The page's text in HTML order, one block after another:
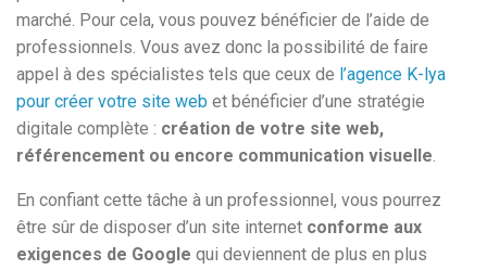
marché. Pour cela, vous pouvez bénéficier de l’aide de
professionnels. Vous avez donc la possibilité de faire
appel à des spécialistes tels que ceux de l’agence K-lya
pour créer votre site web et bénéficier d’une stratégie
digitale complète : création de votre site web,
référencement ou encore communication visuelle.
En confiant cette tâche à un professionnel, vous pourrez
être sûr de disposer d’un site internet conforme aux
exigences de Google qui deviennent de plus en plus